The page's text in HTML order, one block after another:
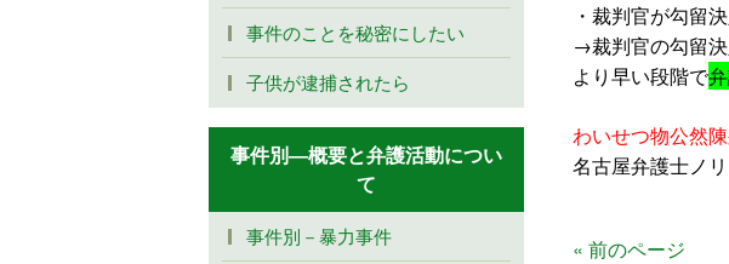
・裁判官が勾留
→裁判官の勾留決
より早い段階で
わいせつ物公然
名古屋弁護士ノ
« 前のページ
事件のことを秘密にしたい
子供が逮捕されたら
事件別―概要と弁護活動につい
て
事件別－暴力事件